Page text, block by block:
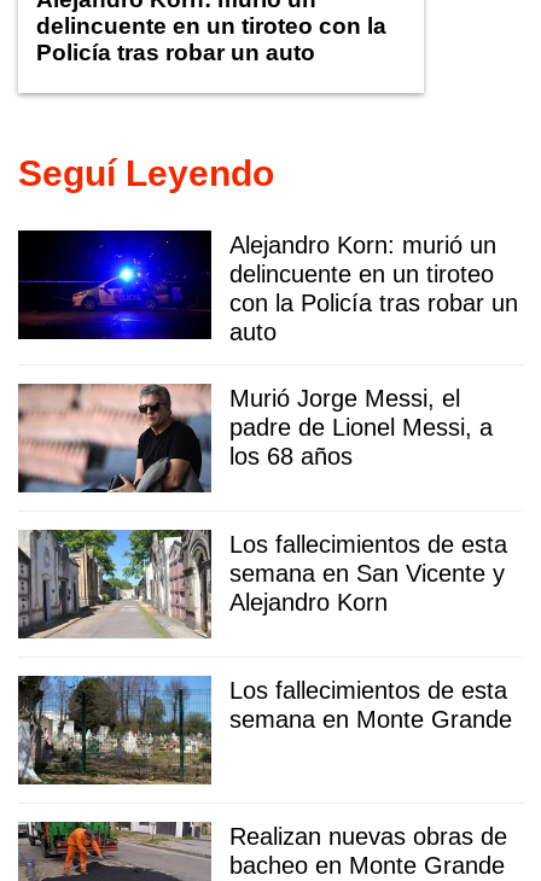
delincuente en un tiroteo con la
Policía tras robar un auto
Seguí Leyendo
Alejandro Korn: murió un
delincuente en un tiroteo
con la Policía tras robar un
auto
Murió Jorge Messi, el
padre de Lionel Messi, a
los 68 años
Los fallecimientos de esta
semana en San Vicente y
Alejandro Korn
Los fallecimientos de esta
semana en Monte Grande
Realizan nuevas obras de
bacheo en Monte Grande